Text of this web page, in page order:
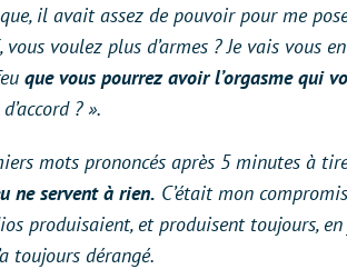
il avait assez de pouvoir pour me
vous voulez plus d’armes ? Je vais vous
que vous pourrez avoir l’orgasme qui
?».
mots prononcés après 5 minutes à
ne servent à rien. C’était mon
produisaient, et produisent toujours,
toujours dérangé.